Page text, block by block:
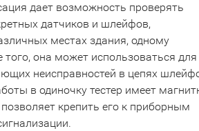
дает возможность проверять
датчиков и шлейфов,
местах здания, одному
того, она может использоваться для
неисправностей в цепях
в одиночку тестер имеет
крепить его к приборным